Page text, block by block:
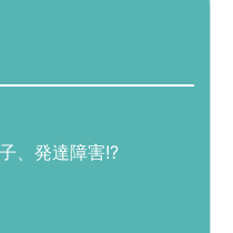
、発達障害!?